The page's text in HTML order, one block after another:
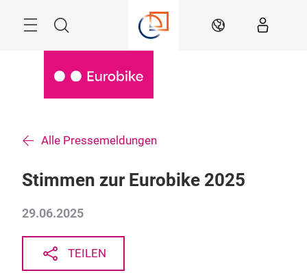
Suche DE
Alle Pressemeldungen
Stimmen zur Eurobike 2025
29.06.2025
TEILEN